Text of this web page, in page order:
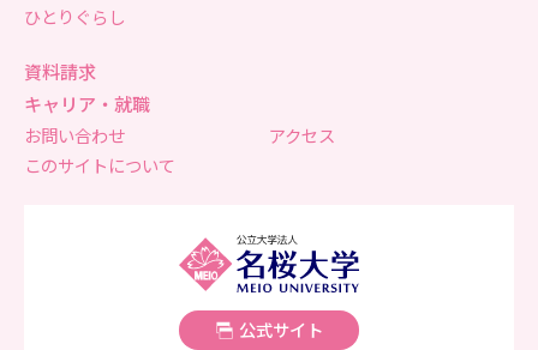
ひとりぐらし
資料請求
キャリア・就職
お問い合わせ
アクセス
このサイトについて
公式サイト